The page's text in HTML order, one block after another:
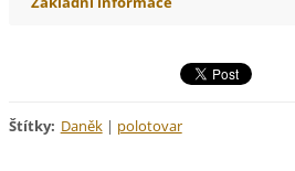
Štítky: Daněk | polotovar